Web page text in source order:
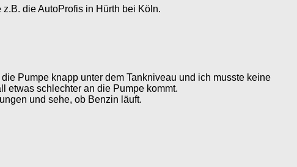
die AutoProfis in Hürth bei Köln.
Pumpe knapp unter dem Tankniveau und ich musste keine
etwas schlechter an die Pumpe kommt.
und sehe, ob Benzin läuft.